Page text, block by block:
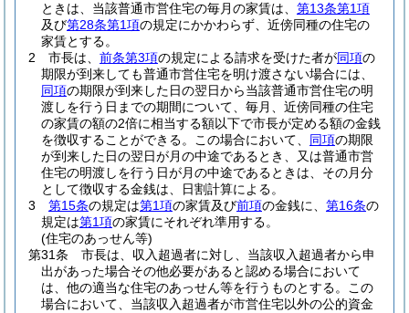
ときは、当該普通市営住宅の毎月の家賃は、 第13条第1項
及び第28条第1項の規定にかかわらず、近傍同種の住宅の
家賃とする。
2
市長は、 前条第3項の規定による請求を受けた者が同項の
期限が到来しても普通市営住宅を明け渡さない場合には、
同項の期限が到来した日の翌日から当該普通市営住宅の明
渡しを行う日までの期間について、毎月、近傍同種の住宅
の家賃の額の2倍に相当する額以下で市長が定める額の金銭
を徴収することができる。
この場合において、 同項の期限
が到来した日の翌日が月の中途であるとき、又は普通市営
住宅の明渡しを行う日が月の中途であるときは、その月分
として徴収する金銭は、日割計算による。
3
第15条の規定は第1項の家賃及び前項の金銭に、 第16条の
規定は第1項の家賃にそれぞれ準用する。
(住宅のあっせん等)
第31条
市長は、収入超過者に対し、当該収入超過者から申
出があった場合その他必要があると認める場合において
は、他の適当な住宅のあっせん等を行うものとする。
この
場合において、当該収入超過者が市営住宅以外の公的資金